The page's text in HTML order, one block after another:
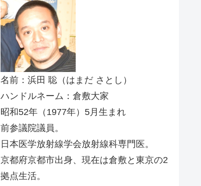
名前：浜田 聡（はまだ さとし）
ハンドルネーム：倉敷大家
昭和52年（1977年）5月生まれ
前参議院議員。
日本医学放射線学会放射線科専門医。
京都府京都市出身、現在は倉敷と東京の2
拠点生活。